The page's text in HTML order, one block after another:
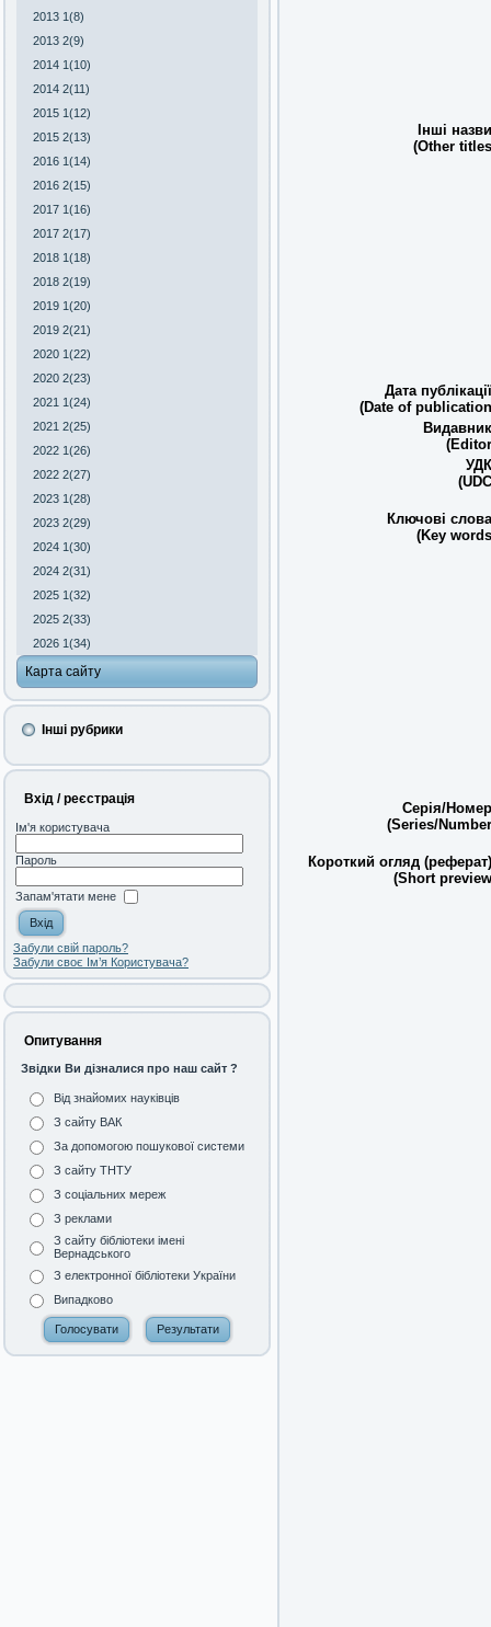
2013 1(8)
2013 2(9)
2014 1(10)
2014 2(11)
2015 1(12)
2015 2(13)
2016 1(14)
2016 2(15)
2017 1(16)
2017 2(17)
2018 1(18)
2018 2(19)
2019 1(20)
2019 2(21)
2020 1(22)
2020 2(23)
2021 1(24)
2021 2(25)
2022 1(26)
2022 2(27)
2023 1(28)
2023 2(29)
2024 1(30)
2024 2(31)
2025 1(32)
2025 2(33)
2026 1(34)
Карта сайту
Інші рубрики
Вхід / реєстрація
Ім'я користувача
Пароль
Запам'ятати мене
Забули свій пароль?
Забули своє Ім’я Користувача?
Опитування
Звідки Ви дізналися про наш сайт ?
Від знайомих науківців
З сайту ВАК
За допомогою пошукової системи
З сайту ТНТУ
З соціальних мереж
З реклами
З сайту бібліотеки імені
Вернадського
З електронної бібліотеки України
Випадково
Інші
(Other
Дата
(Date of
Ключові
(Key
Серія/
(Series/
Короткий огляд
(Short